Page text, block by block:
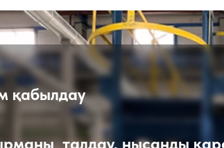
қабылдау
талдау, нысанды